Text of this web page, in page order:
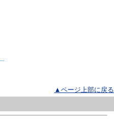
▲ページ上部に戻る